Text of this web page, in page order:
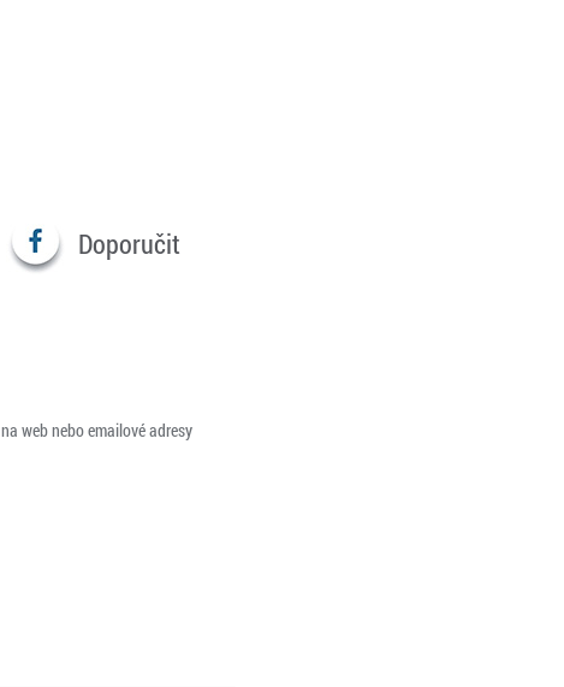
Doporučit
web nebo emailové adresy